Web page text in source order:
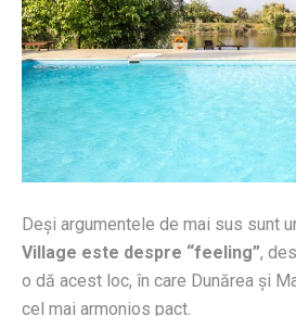
Deși argumentele de mai sus sunt
Village este despre “feeling”,
o dă acest loc, în care Dunărea și
cel mai armonios pact.